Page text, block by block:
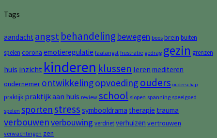
Tags
aandacht angst behandeling bewegen boos brein buiten
spelen corona emotieregulatie faalangst frustratie gedrag gezin grenzen
huis inzicht kinderen klussen leren mediteren
ondernemer ontwikkelingopvoeding ouders ouderschap
praktijk praktijk aan huis review school slopen spanning speelgoed
spelen sportenstress symbooldrama therapie trauma
verbouwenverbouwing verdrietverhuizen vertrouwen
verwachtingen zen